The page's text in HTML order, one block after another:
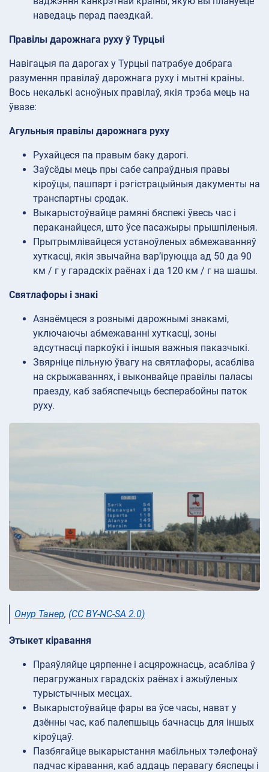
наведаць перад паездкай.
Правілы дарожнага руху ў Турцыі
Навігацыя па дарогах у Турцыі патрабуе добрага
разумення правілаў дарожнага руху і мытні краіны.
Вось некалькі асноўных правілаў, якія трэба мець на
ўвазе:
Агульныя правілы дарожнага руху
Рухайцеся па правым баку дарогі.
Заўсёды мець пры сабе сапраўдныя правы
кіроўцы, пашпарт і рэгістрацыйныя дакументы на
транспартны сродак.
Выкарыстоўвайце рамяні бяспекі ўвесь час і
пераканайцеся, што ўсе пасажыры прышпіленыя.
Прытрымлівайцеся устаноўленых абмежаванняў
хуткасці, якія звычайна вар’іруюцца ад 50 да 90
км / г у гарадскіх раёнах і да 120 км / г на шашы.
Святлафоры і знакі
Азнаёмцеся з рознымі дарожнымі знакамі,
уключаючы абмежаванні хуткасці, зоны
адсутнасці паркоўкі і іншыя важныя паказчыкі.
Звярніце пільную ўвагу на святлафоры, асабліва
на скрыжаваннях, і выконвайце правілы паласы
праезду, каб забяспечыць бесперабойны паток
руху.
Онур Танер, (CC BY-NC-SA 2.0)
Этыкет кіравання
Праяўляйце цярпенне і асцярожнасць, асабліва ў
перагружаных гарадскіх раёнах і ажыўленых
турыстычных месцах.
Выкарыстоўвайце фары ва ўсе часы, нават у
дзённы час, каб палепшыць бачнасць для іншых
кіроўцаў.
Пазбягайце выкарыстання мабільных тэлефонаў
падчас кіравання, каб аддаць перавагу бяспецы і